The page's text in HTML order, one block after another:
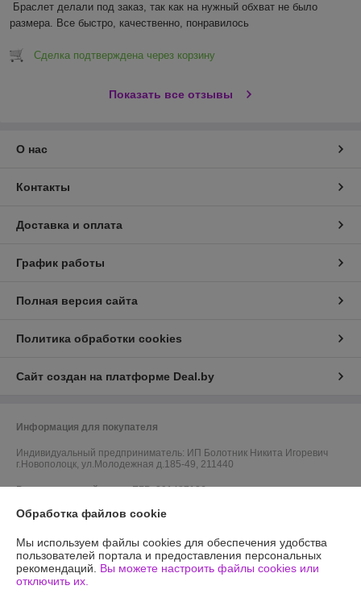
Браслет делали под заказ, так как на нужный обхват не было
размера. Все быстро, качественно, понравилось
Сделка подтверждена через корзину
Показать все отзывы
О нас
Контакты
Доставка и оплата
График работы
Полная версия сайта
Политика обработки cookies
Сайт создан на платформе Deal.by
Информация для покупателя
Индивидуальный предприниматель: ИП Болотник Никита Игоревич
г.Новополоцк, ул.Молодежная д.185-49, 211440
Регистрационный номер ЕГР: 391487126
УНП: 391487126
Регистрационный орган: Новополоцкий горисполком
Дата регистрации компании: 12.07.2015
Обработка файлов cookie
Мы используем файлы cookies для обеспечения удобства
пользователей портала и предоставления персональных
рекомендаций. Вы можете настроить файлы cookies или
отключить их.